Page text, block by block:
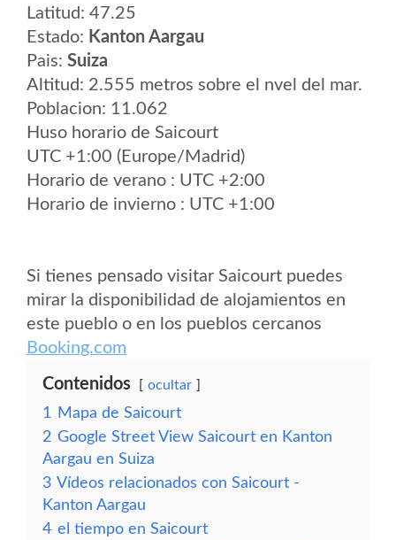
Latitud: 47.25
Estado: Kanton Aargau
Pais: Suiza
Altitud: 2.555 metros sobre el nvel del mar.
Poblacion: 11.062
Huso horario de Saicourt
UTC +1:00 (Europe/Madrid)
Horario de verano : UTC +2:00
Horario de invierno : UTC +1:00
Si tienes pensado visitar Saicourt puedes
mirar la disponibilidad de alojamientos en
este pueblo o en los pueblos cercanos
Booking.com
Contenidos ocultar
1
Mapa de Saicourt
2 Google Street View Saicourt en Kanton
Aargau en Suiza
3 Vídeos relacionados con Saicourt -
Kanton Aargau
4 el tiempo en Saicourt